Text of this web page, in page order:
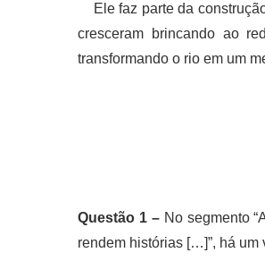
Ele faz parte da
cresceram brincando ao
transformando o rio em um
Questão 1 – No segmento
rendem histórias […]”, há um